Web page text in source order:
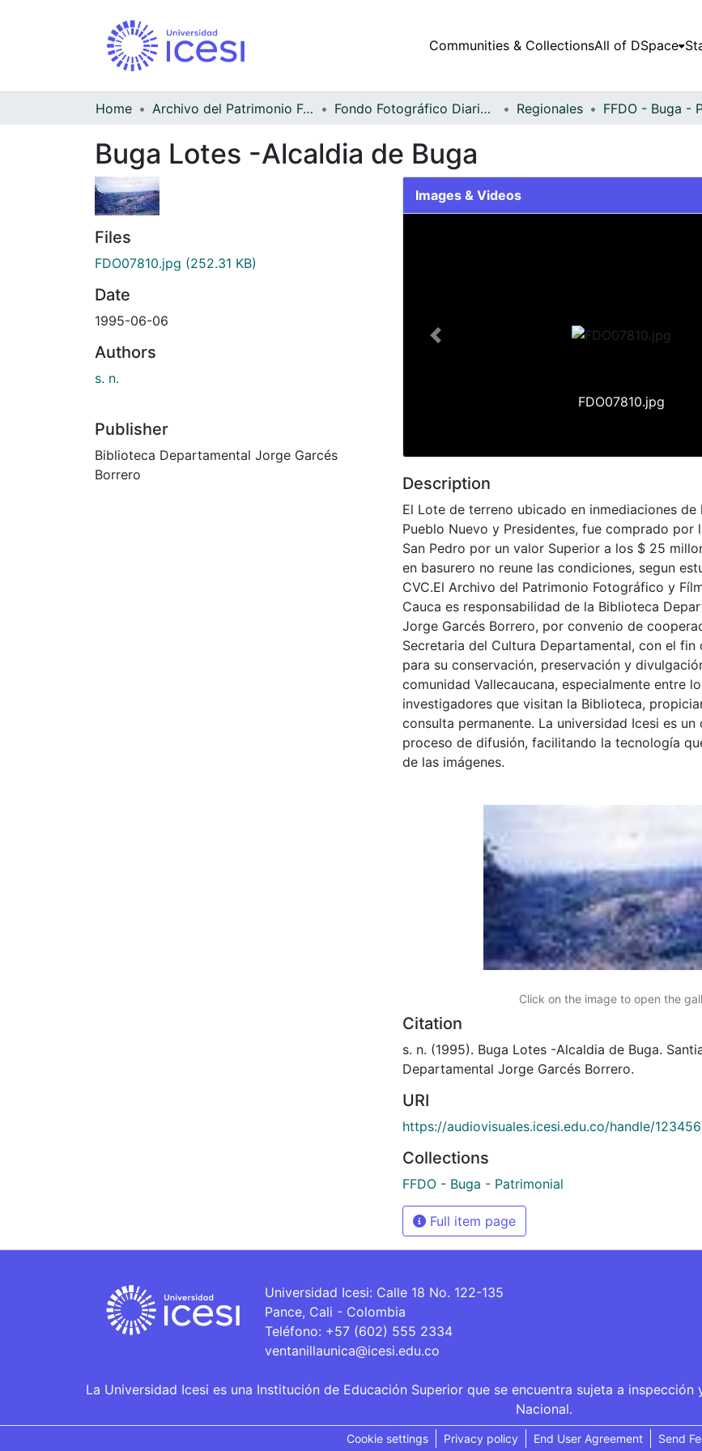
Communities & CollectionsAll of DSpace
Home Archivo del Patrimonio Fotográfico y Fílmico del Valle del Cauca Fondo Fotográfico Diario Occidente Regionales FFDO - Buga -
Buga Lotes -Alcaldia de Buga
Files
FDO07810.jpg (252.31 KB)
Date
1995-06-06
Authors
s. n.
Publisher
Biblioteca Departamental Jorge Garcés
Borrero
Images & Videos
FDO07810.jpg
Previous
Description
El Lote de terreno ubicado en inmediaciones
Pueblo Nuevo y Presidentes, fue comprado por
San Pedro por un valor Superior a los $ 25
en basurero no reune las condiciones, segun
CVC.El Archivo del Patrimonio Fotográfico y
Cauca es responsabilidad de la Biblioteca
Jorge Garcés Borrero, por convenio de
Secretaria del Cultura Departamental, con el fin
para su conservación, preservación y
comunidad Vallecaucana, especialmente entre
investigadores que visitan la Biblioteca,
consulta permanente. La universidad Icesi es
proceso de difusión, facilitando la tecnología
de las imágenes.
Click on the image to open the
Citation
s. n. (1995). Buga Lotes -Alcaldia de Buga.
Departamental Jorge Garcés Borrero.
URI
https://audiovisuales.icesi.edu.co/handle/
Collections
FFDO - Buga - Patrimonial
Full item page
Universidad Icesi: Calle 18 No. 122-135
Pance, Cali - Colombia
Teléfono: +57 (602) 555 2334
ventanillaunica@icesi.edu.co
La Universidad Icesi es una Institución de Educación Superior que se encuentra sujeta a
Nacional.
Cookie settings Privacy policy End User Agreement Send